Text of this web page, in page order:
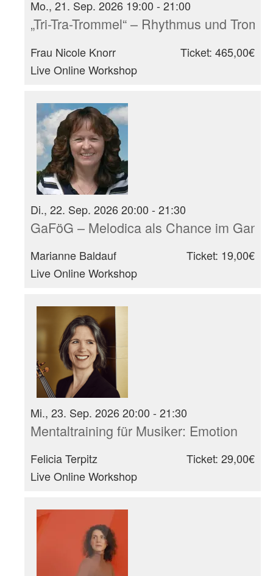
Mo., 21. Sep. 2026 19:00 - 21:00
„Tri-Tra-Trommel“ – Rhythmus und
Frau Nicole Knorr
Live Online Workshop
Ticket: 465,00€
Di., 22. Sep. 2026 20:00 - 21:30
GaFöG – Melodica als Chance im
Marianne Baldauf
Live Online Workshop
Ticket: 19,00€
Mi., 23. Sep. 2026 20:00 - 21:30
Mentaltraining für Musiker: Emotion
Felicia Terpitz
Live Online Workshop
Ticket: 29,00€